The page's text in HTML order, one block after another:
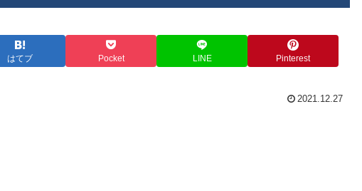
はてブ Pocket LINE Pinterest
2021.12.27